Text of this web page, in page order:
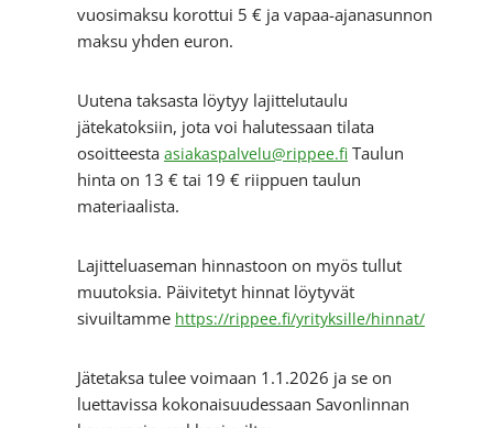
vuosimaksu korottui 5 € ja vapaa-ajanasunnon
maksu yhden euron.
Uutena taksasta löytyy lajittelutaulu
jätekatoksiin, jota voi halutessaan tilata
osoitteesta asiakaspalvelu@rippee.fi Taulun
hinta on 13 € tai 19 € riippuen taulun
materiaalista.
Lajitteluaseman hinnastoon on myös tullut
muutoksia. Päivitetyt hinnat löytyvät
sivuiltamme https://rippee.fi/yrityksille/hinnat/
Jätetaksa tulee voimaan 1.1.2026 ja se on
luettavissa kokonaisuudessaan Savonlinnan